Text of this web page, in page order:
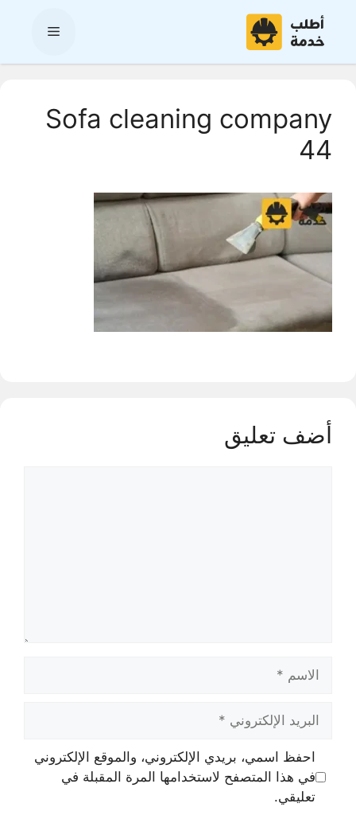
المحتوى
القائمة
Sofa cleaning company
44
أضف تعليق
الإلكتروني
احفظ اسمي، بريدي الإلكتروني، والموقع الإلكتروني
في هذا المتصفح لاستخدامها المرة المقبلة في
تعليقي.